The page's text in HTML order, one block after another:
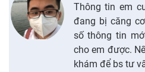
Thông tin em
đang bị căng
số thông tin
cho em được.
khám để bs tư